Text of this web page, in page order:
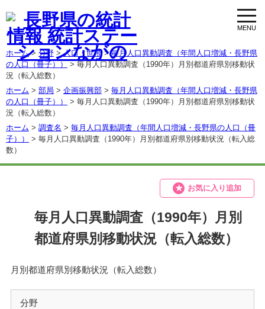
ホーム> 分野 >人口・世帯>毎月人口異動調査（年間人口増減・長野県
の人口（冊子））
> 毎月人口異動調査（1990年）月別都道府県別移動状
況（転入総数）
ホーム > 部局 > 企画振興部 > 毎月人口異動調査（年間人口増減・長野県
の人口（冊子））
> 毎月人口異動調査（1990年）月別都道府県別移動状
況（転入総数）
ホーム > 調査名 > 毎月人口異動調査（年間人口増減・長野県の人口（冊
子））
> 毎月人口異動調査（1990年）月別都道府県別移動状況（転入総
数）
毎月人口異動調査（1990年）月別
都道府県別移動状況（転入総数）
お気に入り追加
月別都道府県別移動状況（転入総数）
分野